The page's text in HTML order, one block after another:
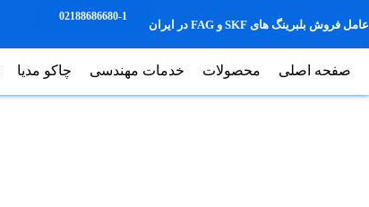
عامل فروش بلبرینگ های SKF و FAG در ایران
02188686680-1
صفحه اصلی محصولات خدمات مهندسی چاکو مدیا